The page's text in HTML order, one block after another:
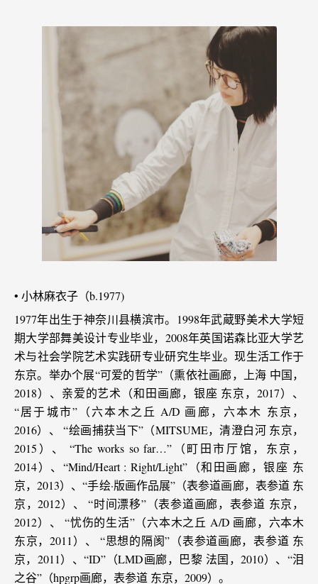
• 小林麻衣子（b.1977)
1977年出生于神奈川县横滨市。1998年武蔵野美术大学短
期大学部舞美设计专业毕业，2008年英国诺森比亚大学艺
术与社会学院艺术实践研专业研究生毕业。现生活工作于
东京。举办个展“可爱的哲学”（熏依社画廊，上海 中国，
2018）、亲爱的艺术（和田画廊，银座 东京，2017）、
“居于城市”（六本木之丘 A/D 画廊，六本木 东京，
2016）、 “绘画捕获当下”（MITSUME，清澄白河 东京，
2015）、 “The works so far…”（町田市厅馆，东京，
2014）、“Mind/Heart : Right/Light”（和田画廊，银座 东
京，2013）、“手绘·版画作品展”（表参道画廊，表参道 东
京，2012）、 “时间漂移”（表参道画廊，表参道 东京，
2012）、 “忧伤的生活”（六本木之丘 A/D 画廊，六本木
东京，2011）、 “思想的隔阂”（表参道画廊，表参道 东
京，2011）、“ID”（LMD画廊，巴黎 法国，2010）、“泪
之谷”（hpgrp画廊，表参道 东京，2009）。